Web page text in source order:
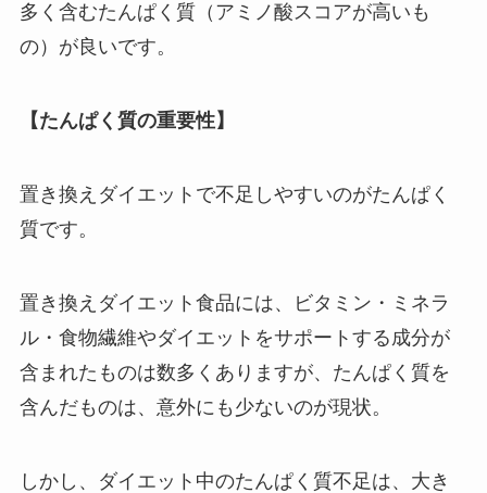
多く含むたんぱく質（アミノ酸スコアが高いも
の）が良いです。
【たんぱく質の重要性】
置き換えダイエットで不足しやすいのがたんぱく
質です。
置き換えダイエット食品には、ビタミン・ミネラ
ル・食物繊維やダイエットをサポートする成分が
含まれたものは数多くありますが、たんぱく質を
含んだものは、意外にも少ないのが現状。
しかし、ダイエット中のたんぱく質不足は、大き